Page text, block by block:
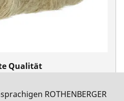
Qualität
ROTHENBERGER